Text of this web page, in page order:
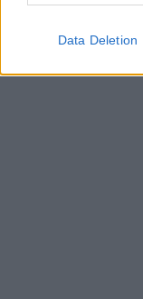
Data Deletion